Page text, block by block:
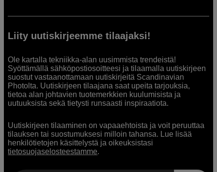
Liity uutiskirjeemme tilaajaksi!
Ole kartalla tekniikka-alan uusimmista trendeistä!
Syöttämällä sähköpostiosoitteesi ja tilaamalla uutiskirjeen
suostut vastaanottamaan uutiskirjeitä Scandinavian
Photolta. Uutiskirjeen tilaajana saat upeita tarjouksia,
tietoa alan johtavien tuotemerkkien kuulumisista ja
uutuuksista sekä tietysti runsaasti inspiraatiota.
Uutiskirjeen tilaaminen on vapaaehtoista ja voit peruuttaa
tilauksen tai suostumuksesi milloin tahansa. Lue lisää
henkilötietojen käsittelystä ja oikeuksistasi
tietosuojaselosteestamme.